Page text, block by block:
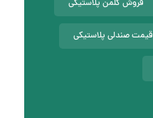
فروش کلمن پلاستیکی
قیمت صندلی پلاستیکی